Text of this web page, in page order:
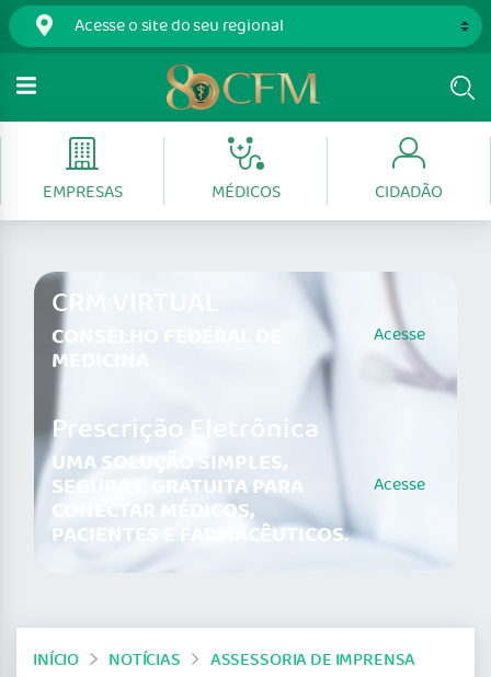
EMPRESAS MÉDICOS CIDADÃO
CRM VIRTUAL
CONSELHO FEDERAL DE
MEDICINA
Acesse
Prescrição Eletrônica
UMA SOLUÇÃO SIMPLES,
SEGURA E GRATUITA PARA
CONECTAR MÉDICOS,
PACIENTES E FARMACÊUTICOS.
Acesse
INÍCIO NOTÍCIAS
ASSESSORIA DE IMPRENSA